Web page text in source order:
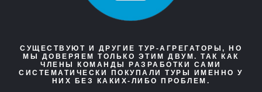
СУЩЕСТВУЮТ И ДРУГИЕ ТУР-АГРЕГАТОРЫ, НО
МЫ ДОВЕРЯЕМ ТОЛЬКО ЭТИМ ДВУМ. ТАК КАК
ЧЛЕНЫ КОМАНДЫ РАЗРАБОТКИ САМИ
СИСТЕМАТИЧЕСКИ ПОКУПАЛИ ТУРЫ ИМЕННО У
НИХ БЕЗ КАКИХ-ЛИБО ПРОБЛЕМ.